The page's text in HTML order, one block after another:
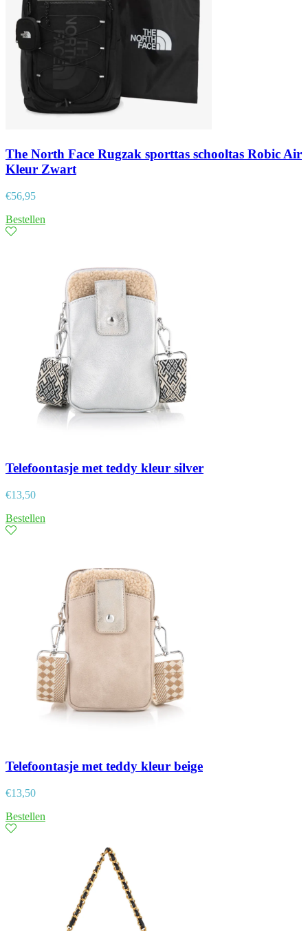
The North Face Rugzak sporttas schooltas Robic Air
Kleur Zwart
€56,95
Bestellen
Telefoontasje met teddy kleur silver
€13,50
Bestellen
Telefoontasje met teddy kleur beige
€13,50
Bestellen